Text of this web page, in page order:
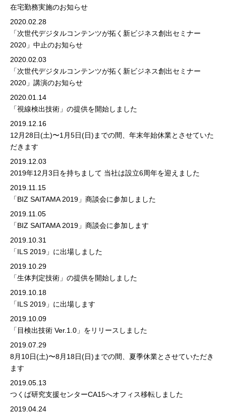
在宅勤務実施のお知らせ
2020.02.28
「次世代デジタルコンテンツが拓く新ビジネス創出セミナー
2020」中止のお知らせ
2020.02.03
「次世代デジタルコンテンツが拓く新ビジネス創出セミナー
2020」講演のお知らせ
2020.01.14
「視線検出技術」の提供を開始しました
2019.12.16
12月28日(土)〜1月5日(日)までの間、年末年始休業とさせていた
だきます
2019.12.03
2019年12月3日を持ちまして 当社は設立6周年を迎えました
2019.11.15
「BIZ SAITAMA 2019」商談会に参加しました
2019.11.05
「BIZ SAITAMA 2019」商談会に参加します
2019.10.31
「ILS 2019」に出場しました
2019.10.29
「生体判定技術」の提供を開始しました
2019.10.18
「ILS 2019」に出場します
2019.10.09
「目検出技術 Ver.1.0」をリリースしました
2019.07.29
8月10日(土)〜8月18日(日)までの間、夏季休業とさせていただき
ます
2019.05.13
つくば研究支援センターCA15へオフィス移転しました
2019.04.24